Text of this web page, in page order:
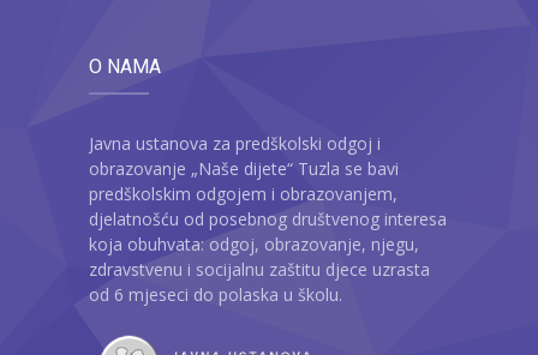
O NAMA
Javna ustanova za predškolski odgoj i
obrazovanje „Naše dijete“ Tuzla se bavi
predškolskim odgojem i obrazovanjem,
djelatnošću od posebnog društvenog interesa
koja obuhvata: odgoj, obrazovanje, njegu,
zdravstvenu i socijalnu zaštitu djece uzrasta
od 6 mjeseci do polaska u školu.